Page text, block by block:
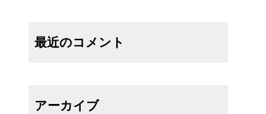
最近のコメント
アーカイブ